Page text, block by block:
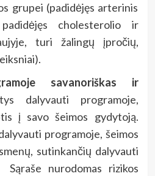
grupei (padidėjęs arterinis
cholesterolio ir
turi žalingų įpročių,
savanoriškas ir
dalyvauti programoje,
į savo šeimos gydytoją.
programoje, šeimos
sutinkančių dalyvauti
Sąraše nurodomas rizikos